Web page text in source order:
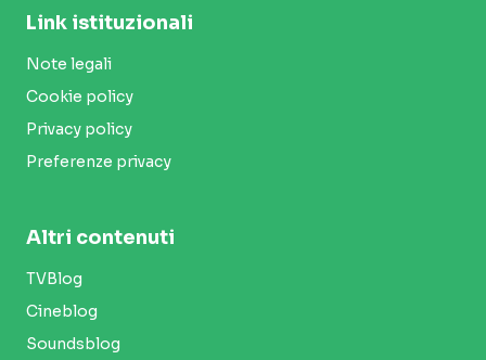
Link istituzionali
Note legali
Cookie policy
Privacy policy
Preferenze privacy
Altri contenuti
TVBlog
Cineblog
Soundsblog